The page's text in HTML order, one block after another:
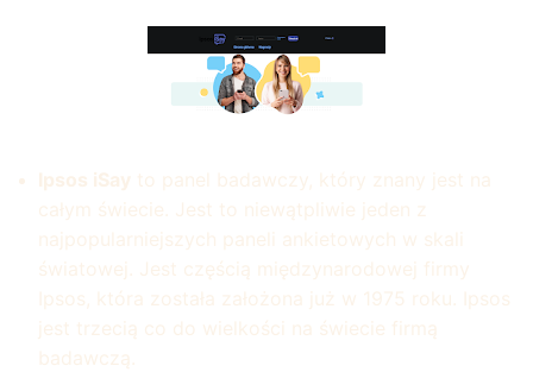
Ipsos iSay to panel badawczy, który znany jest na
całym świecie. Jest to niewątpliwie jeden z
najpopularniejszych paneli ankietowych w skali
światowej. Jest częścią międzynarodowej firmy
Ipsos, która została założona już w 1975 roku. Ipsos
jest trzecią co do wielkości na świecie firmą
badawczą.